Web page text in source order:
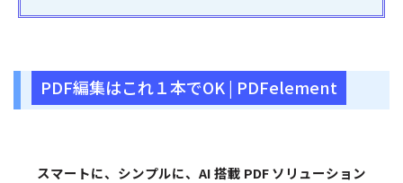
PDF編集はこれ１本でOK | PDFelement
スマートに、シンプルに、AI 搭載 PDF ソリューション